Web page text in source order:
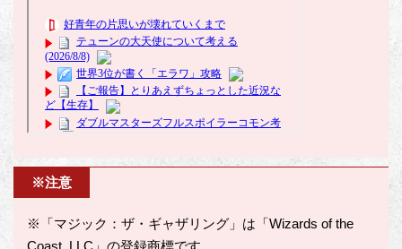
※注意
※「マジック：ザ・ギャザリング」は「Wizards of the